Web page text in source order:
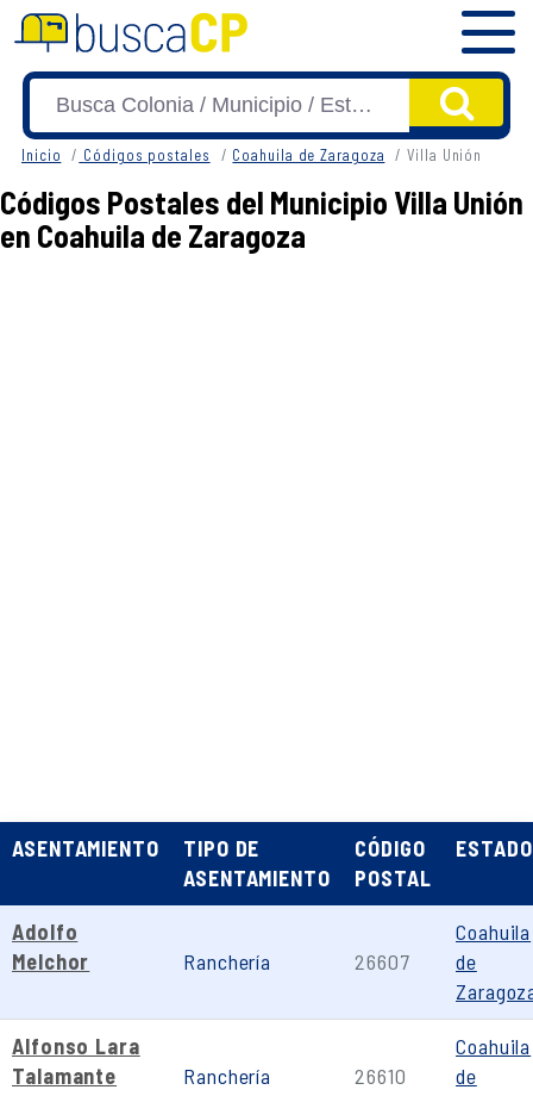
Inicio Códigos postales Coahuila de Zaragoza Villa Unión
Códigos Postales del Municipio Villa Unión
en Coahuila de Zaragoza
ASENTAMIENTO
TIPO DE
ASENTAMIENTO
CÓDIGO
POSTAL
ESTADO
Adolfo
Melchor
Ranchería 26607
Coahuila
de
Alfonso Lara
Talamante
Ranchería 26610
Coahuila
de